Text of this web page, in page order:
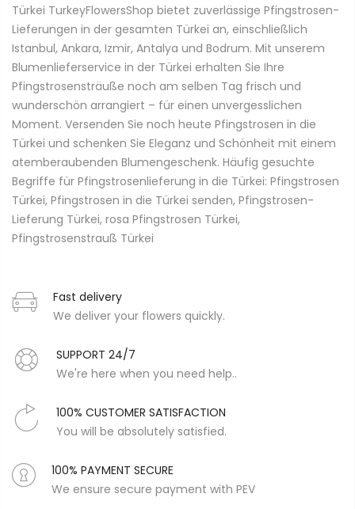
Türkei TurkeyFlowersShop bietet zuverlässige Pfingstrosen-
Lieferungen in der gesamten Türkei an, einschließlich
Istanbul, Ankara, Izmir, Antalya und Bodrum. Mit unserem
Blumenlieferservice in der Türkei erhalten Sie Ihre
Pfingstrosensträuße noch am selben Tag frisch und
wunderschön arrangiert – für einen unvergesslichen
Moment. Versenden Sie noch heute Pfingstrosen in die
Türkei und schenken Sie Eleganz und Schönheit mit einem
atemberaubenden Blumengeschenk. Häufig gesuchte
Begriffe für Pfingstrosenlieferung in die Türkei: Pfingstrosen
Türkei, Pfingstrosen in die Türkei senden, Pfingstrosen-
Lieferung Türkei, rosa Pfingstrosen Türkei,
Pfingstrosenstrauß Türkei
Fast delivery
We deliver your flowers quickly.
SUPPORT 24/7
We're here when you need help..
100% CUSTOMER SATISFACTION
You will be absolutely satisfied.
100% PAYMENT SECURE
We ensure secure payment with PEV